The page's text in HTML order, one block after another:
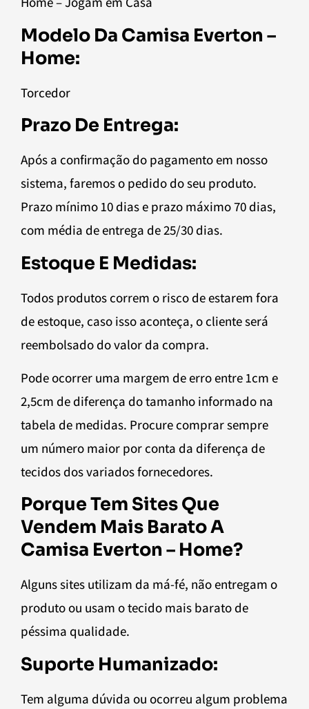
Modelo Da Camisa Everton –
Home:
Torcedor
Prazo De Entrega:
Após a confirmação do pagamento em nosso
sistema, faremos o pedido do seu produto.
Prazo mínimo 10 dias e prazo máximo 70 dias,
com média de entrega de 25/30 dias.
Estoque E Medidas:
Todos produtos correm o risco de estarem fora
de estoque, caso isso aconteça, o cliente será
reembolsado do valor da compra.
Pode ocorrer uma margem de erro entre 1cm e
2,5cm de diferença do tamanho informado na
tabela de medidas. Procure comprar sempre
um número maior por conta da diferença de
tecidos dos variados fornecedores.
Porque Tem Sites Que
Vendem Mais Barato A
Camisa Everton – Home?
Alguns sites utilizam da má-fé, não entregam o
produto ou usam o tecido mais barato de
péssima qualidade.
Suporte Humanizado:
Tem alguma dúvida ou ocorreu algum problema